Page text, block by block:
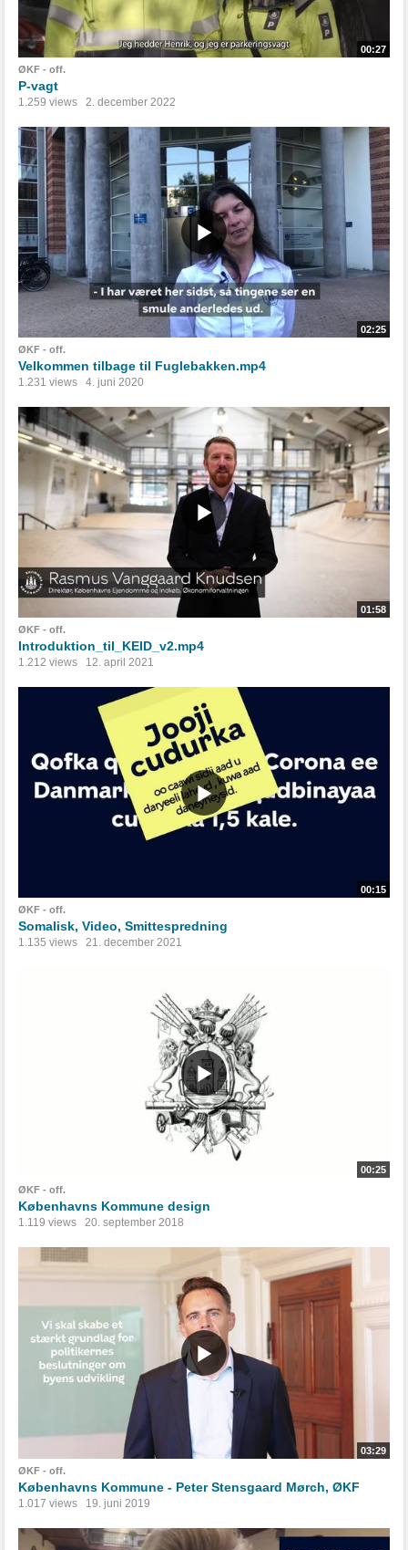
00:27
ØKF - off.
P-vagt
1.259 views 2. december 2022
02:25
ØKF - off.
Velkommen tilbage til Fuglebakken.mp4
1.231 views 4. juni 2020
01:58
ØKF - off.
Introduktion_til_KEID_v2.mp4
1.212 views 12. april 2021
00:15
ØKF - off.
Somalisk, Video, Smittespredning
1.135 views 21. december 2021
00:25
ØKF - off.
Københavns Kommune design
1.119 views 20. september 2018
03:29
ØKF - off.
Københavns Kommune - Peter Stensgaard Mørch, ØKF
1.017 views 19. juni 2019